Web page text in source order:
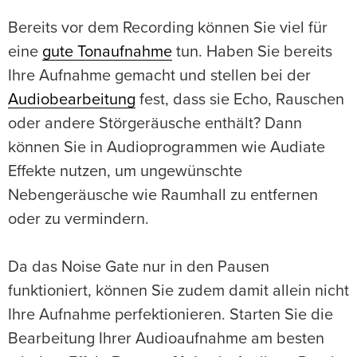
Bereits vor dem Recording können Sie viel für
eine gute Tonaufnahme tun. Haben Sie bereits
Ihre Aufnahme gemacht und stellen bei der
Audiobearbeitung fest, dass sie Echo, Rauschen
oder andere Störgeräusche enthält? Dann
können Sie in Audioprogrammen wie Audiate
Effekte nutzen, um ungewünschte
Nebengeräusche wie Raumhall zu entfernen
oder zu vermindern.
Da das Noise Gate nur in den Pausen
funktioniert, können Sie zudem damit allein nicht
Ihre Aufnahme perfektionieren. Starten Sie die
Bearbeitung Ihrer Audioaufnahme am besten